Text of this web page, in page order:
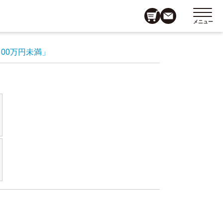
メニュー
万円未満」